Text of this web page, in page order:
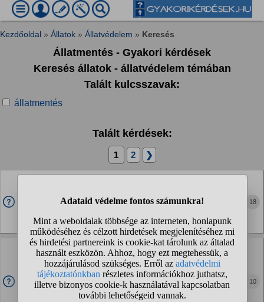
Kezdőoldal » Állatok » Állatvédelem » Keresés
Állatmentés - Gyakori kérdések
Keresés állatok - állatvédelem témában
Talált kulcsszavak:
állatmentés
Talált kérdések:
1 2 ❯
folyamatosan csipogott. 5-10 percig figyeltem és cikáztak a
repült el amikor közelítettem, így...
18
Van itt állatorvos, állatmentéssel foglalkozó
szakember, aki segítene az ötletem
használhatóságának megítélésében?
Bekerültem egy projektbe, ahol innovációval foglalkoznak és
sikerült egy olyat témát kitalálnom, kicsit kidolgoznom, ami
10